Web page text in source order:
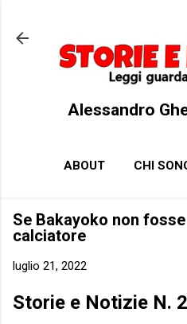
Alessandro
ABOUT CHI
Se Bakayoko non
calciatore
luglio 21, 2022
Storie e Notizie N.